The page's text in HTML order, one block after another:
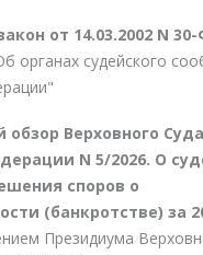
от 14.03.2002 N
органах судейского
Верховного Суда
N 5/2026. О
споров о
(банкротстве) за
Президиума